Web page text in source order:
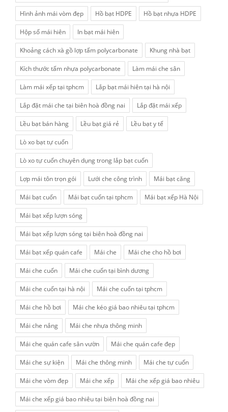
Hình ảnh mái vòm đẹp Hồ bạt HDPE Hồ bạt nhựa HDPE
Hộp số mái hiên In bạt mái hiên
Khoảng cách xà gồ lợp tấm polycarbonate Khung nhà bạt
Kích thước tấm nhựa polycarbonate Làm mái che sân
Làm mái xếp tại tphcm Lắp bạt mái hiên tại hà nội
Lắp đặt mái che tại biên hoà đồng nai Lắp đặt mái xếp
Lều bạt bán hàng Lều bạt giá rẻ Lều bạt y tế
Lò xo bạt tự cuốn
Lò xo tự cuốn chuyên dụng trong lắp bạt cuốn
Lợp mái tôn trọn gói Lưới che công trình Mái bạt căng
Mái bạt cuốn Mái bạt cuốn tại tphcm Mái bạt xếp Hà Nội
Mái bạt xếp lượn sóng
Mái bạt xếp lượn sóng tại biên hoà đồng nai
Mái bạt xếp quán cafe Mái che Mái che cho hồ bơi
Mái che cuốn Mái che cuốn tại bình dương
Mái che cuốn tại hà nội Mái che cuốn tại tphcm
Mái che hồ bơi Mái che kéo giá bao nhiêu tại tphcm
Mái che nắng Mái che nhựa thông minh
Mái che quán cafe sân vườn Mái che quán cafe đẹp
Mái che sự kiện Mái che thông minh Mái che tự cuốn
Mái che vòm đẹp Mái che xếp Mái che xếp giá bao nhiêu
Mái che xếp giá bao nhiêu tại biên hoà đồng nai